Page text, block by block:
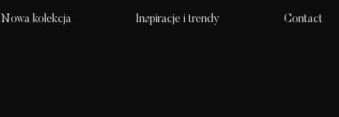
Nowa kolekcja Inspiracje i trendy Contact